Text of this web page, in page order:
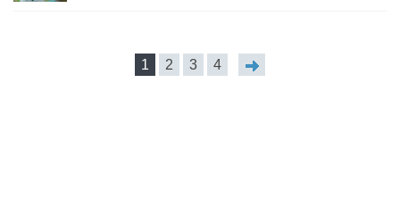
1 2 3 4